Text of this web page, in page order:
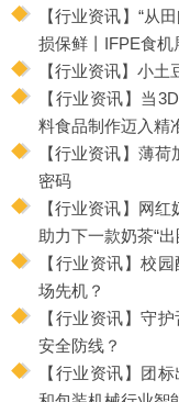
【行业资讯】“从
损保鲜丨IFPE食机
【行业资讯】小
【行业资讯】当
料食品制作迈入精
【行业资讯】薄
密码
【行业资讯】网
助力下一款奶茶“出
【行业资讯】校
场先机？
【行业资讯】守
安全防线？
【行业资讯】团